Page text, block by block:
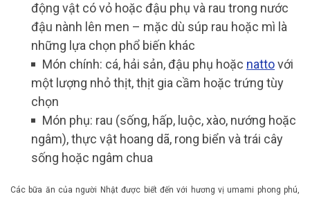
động vật có vỏ hoặc đậu phụ và rau trong nước
đậu nành lên men – mặc dù súp rau hoặc mì là
những lựa chọn phổ biến khác
Món chính: cá, hải sản, đậu phụ hoặc nattovới
một lượng nhỏ thịt, thịt gia cầm hoặc trứng tùy
chọn
Món phụ: rau (sống, hấp, luộc, xào, nướng hoặc
ngâm), thực vật hoang dã, rong biển và trái cây
sống hoặc ngâm chua
Các bữa ăn của người Nhật được biết đến với hương vị umami phong phú,